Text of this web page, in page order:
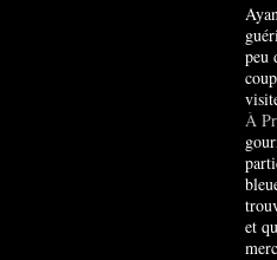
À
et